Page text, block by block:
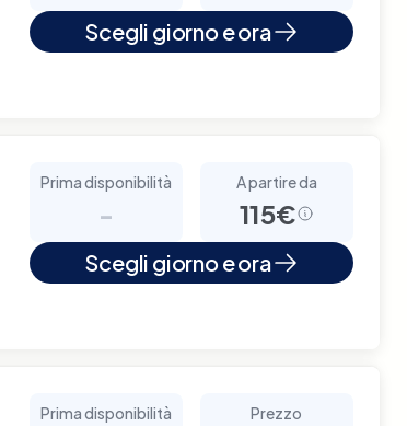
Scegli giorno e ora
Prima disponibilità
-
A partire da
115€
Scegli giorno e ora
Prima disponibilità Prezzo